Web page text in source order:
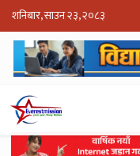
शनिबार, साउन २३, २०८३